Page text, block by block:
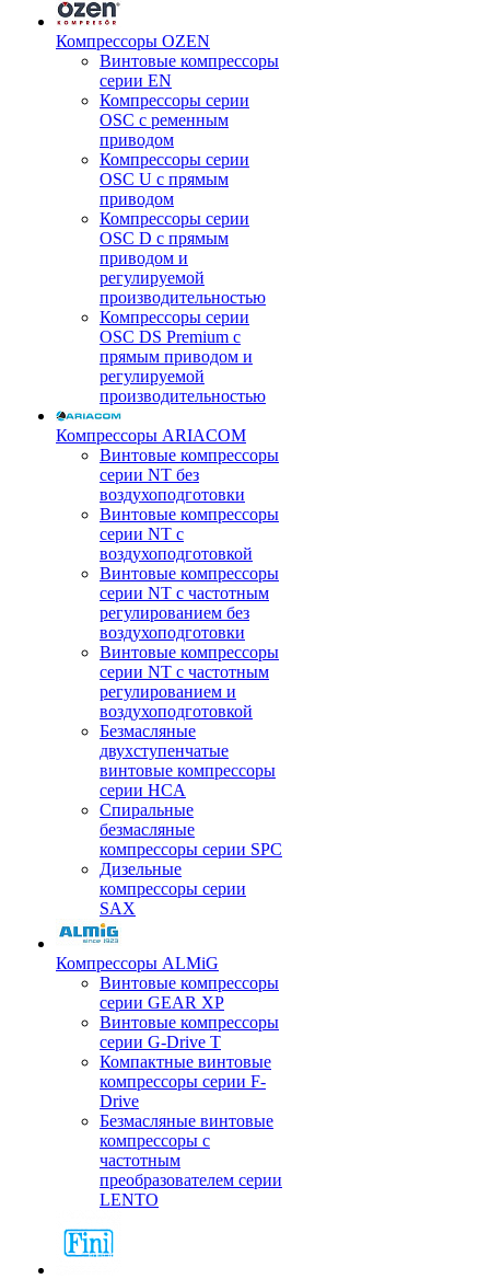
Компрессоры OZEN
Винтовые компрессоры
серии EN
Компрессоры серии
OSC с ременным
приводом
Компрессоры серии
OSC U с прямым
приводом
Компрессоры серии
OSC D с прямым
приводом и
регулируемой
производительностью
Компрессоры серии
OSC DS Premium с
прямым приводом и
регулируемой
производительностью
Компрессоры ARIACOM
Винтовые компрессоры
серии NT без
воздухоподготовки
Винтовые компрессоры
серии NT c
воздухоподготовкой
Винтовые компрессоры
серии NT с частотным
регулированием без
воздухоподготовки
Винтовые компрессоры
серии NT с частотным
регулированием и
воздухоподготовкой
Безмасляные
двухступенчатые
винтовые компрессоры
серии HCA
Спиральные
безмасляные
компрессоры серии SPC
Дизельные
компрессоры серии
SAX
Компрессоры ALMiG
Винтовые компрессоры
серии GEAR XP
Винтовые компрессоры
серии G-Drive T
Компактные винтовые
компрессоры серии F-
Drive
Безмасляные винтовые
компрессоры с
частотным
преобразователем серии
LENTO